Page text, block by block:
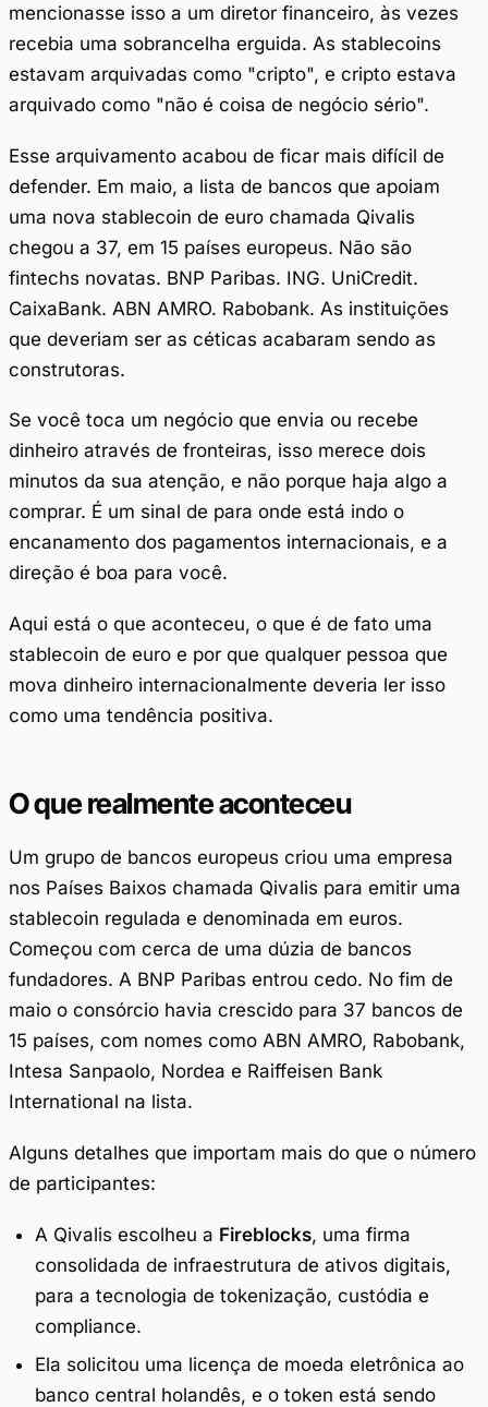
mencionasse isso a um diretor financeiro, às vezes
recebia uma sobrancelha erguida. As stablecoins
estavam arquivadas como "cripto", e cripto estava
arquivado como "não é coisa de negócio sério".
Esse arquivamento acabou de ficar mais difícil de
defender. Em maio, a lista de bancos que apoiam
uma nova stablecoin de euro chamada Qivalis
chegou a 37, em 15 países europeus. Não são
fintechs novatas. BNP Paribas. ING. UniCredit.
CaixaBank. ABN AMRO. Rabobank. As instituições
que deveriam ser as céticas acabaram sendo as
construtoras.
Se você toca um negócio que envia ou recebe
dinheiro através de fronteiras, isso merece dois
minutos da sua atenção, e não porque haja algo a
comprar. É um sinal de para onde está indo o
encanamento dos pagamentos internacionais, e a
direção é boa para você.
Aqui está o que aconteceu, o que é de fato uma
stablecoin de euro e por que qualquer pessoa que
mova dinheiro internacionalmente deveria ler isso
como uma tendência positiva.
O que realmente aconteceu
Um grupo de bancos europeus criou uma empresa
nos Países Baixos chamada Qivalis para emitir uma
stablecoin regulada e denominada em euros.
Começou com cerca de uma dúzia de bancos
fundadores. A BNP Paribas entrou cedo. No fim de
maio o consórcio havia crescido para 37 bancos de
15 países, com nomes como ABN AMRO, Rabobank,
Intesa Sanpaolo, Nordea e Raiffeisen Bank
International na lista.
Alguns detalhes que importam mais do que o número
de participantes:
A Qivalis escolheu a Fireblocks, uma firma
consolidada de infraestrutura de ativos digitais,
para a tecnologia de tokenização, custódia e
compliance.
Ela solicitou uma licença de moeda eletrônica ao
banco central holandês, e o token está sendo